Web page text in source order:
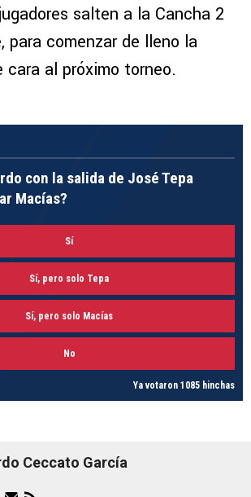
salten a la Cancha 2
para comenzar de lleno la
cara al próximo torneo.
con la salida de José Tepa
Macías?
Sí
Sí, pero solo Tepa
Sí, pero solo Macías
No
Ya votaron 1085 hinchas
Ceccato García